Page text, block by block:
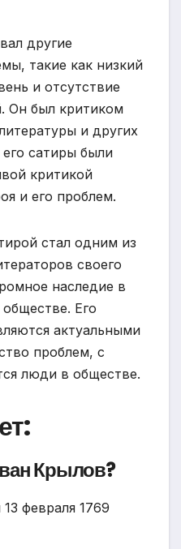
другие
такие как низкий
и отсутствие
Он был критиком
и других
сатиры были
критикой
и его проблем.
стал одним из
своего
наследие в
Его
актуальными
проблем, с
люди в обществе.
Крылов?
февраля 1769